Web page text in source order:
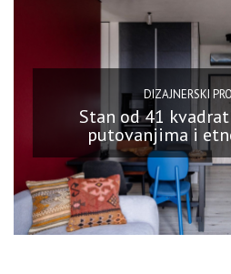
DIZAJNERSKI
Stan od 41
putovanjima i